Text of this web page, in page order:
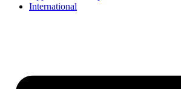
International